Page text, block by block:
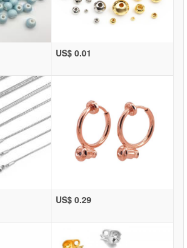
US$ 0.01
US$ 0.29